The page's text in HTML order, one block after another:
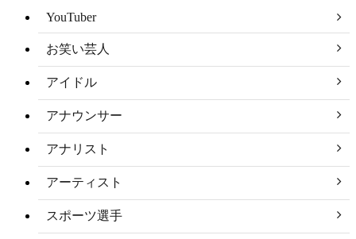
YouTuber
お笑い芸人
アイドル
アナウンサー
アナリスト
アーティスト
スポーツ選手